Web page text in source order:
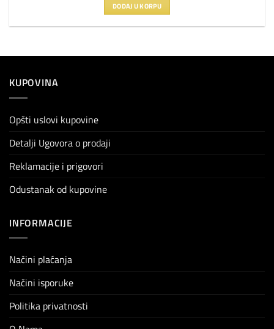
DODAJ U KORPU
KUPOVINA
Opšti uslovi kupovine
Detalji Ugovora o prodaji
Reklamacije i prigovori
Odustanak od kupovine
INFORMACIJE
Načini plaćanja
Načini isporuke
Politika privatnosti